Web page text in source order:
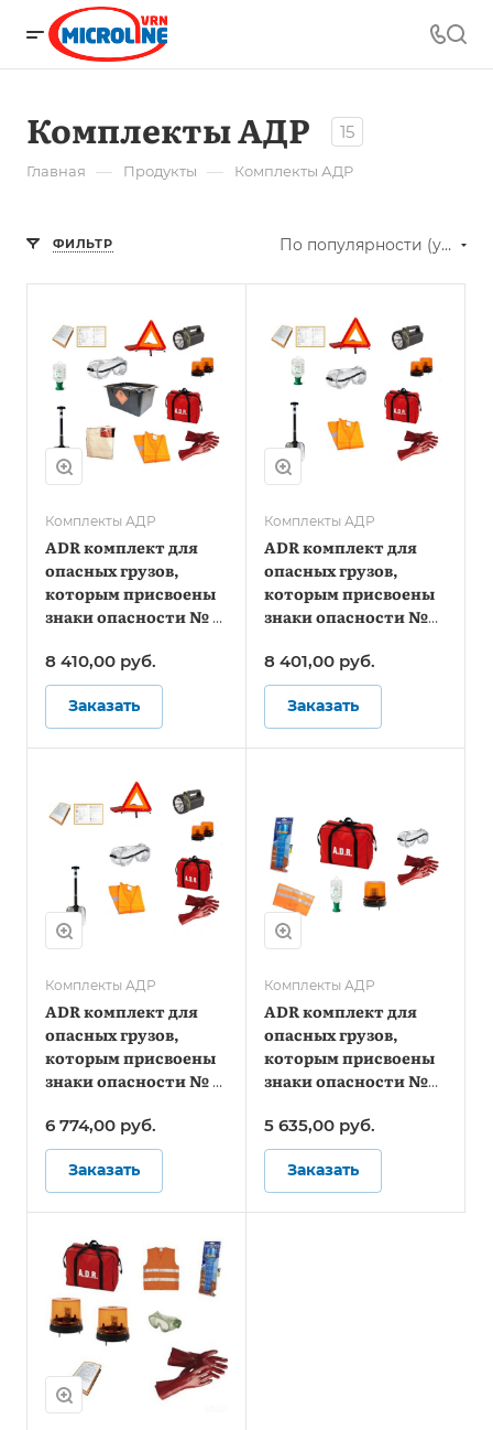
Комплекты АДР 15
Главная — Продукты — Комплекты АДР
ФИЛЬТР По популярности (убывание)
Комплекты АДР
ADR комплект для
опасных грузов,
которым присвоены
знаки опасности № 3,
ДОПОГ)
8 410,00 руб.
Заказать
Комплекты АДР
ADR комплект для
опасных грузов,
которым присвоены
знаки опасности №
ДОПОГ и ТР ТС
018/2011)
8 401,00 руб.
Заказать
Комплекты АДР
ADR комплект для
опасных грузов,
которым присвоены
знаки опасности № 1,
ДОПОГ и ТР ТС
018/2011)
6 774,00 руб.
Заказать
Комплекты АДР
ADR комплект для
опасных грузов,
которым присвоены
знаки опасности №
ДОПОГ)
5 635,00 руб.
Заказать